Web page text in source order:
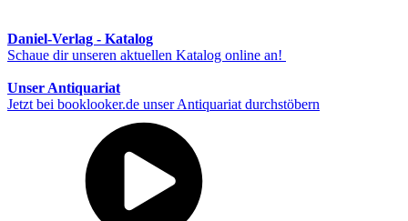
Daniel-Verlag - Katalog
Schaue dir unseren aktuellen Katalog online an!
Unser Antiquariat
Jetzt bei booklooker.de unser Antiquariat durchstöbern